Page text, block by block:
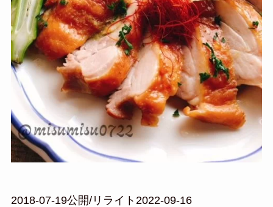
2018-07-19公開/リライト2022-09-16